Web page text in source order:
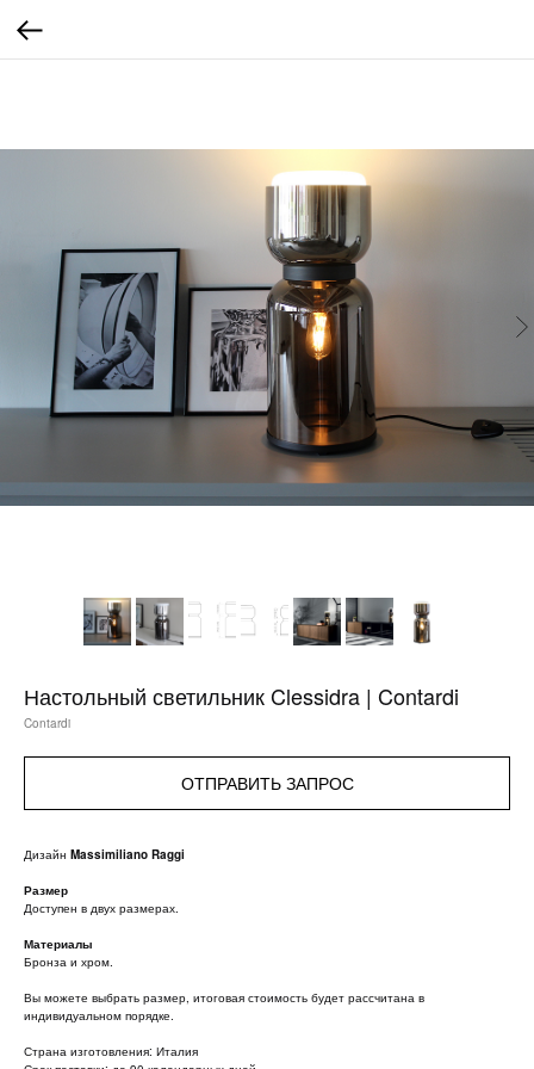
Настольный светильник Clessidra | Contardi
Contardi
ОТПРАВИТЬ ЗАПРОС
Дизайн Massimiliano Raggi
Размер
Доступен в двух размерах.
Материалы
Бронза и хром.
Вы можете выбрать размер, итоговая стоимость будет рассчитана в
индивидуальном порядке.
Страна изготовления: Италия